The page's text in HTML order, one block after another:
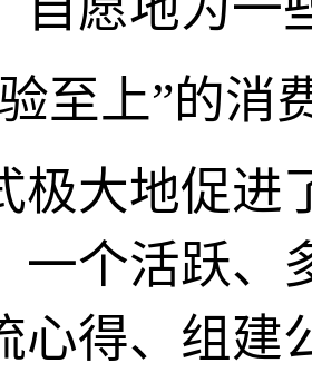
至上”的消
极大地促进
一个活跃、
心得、组建